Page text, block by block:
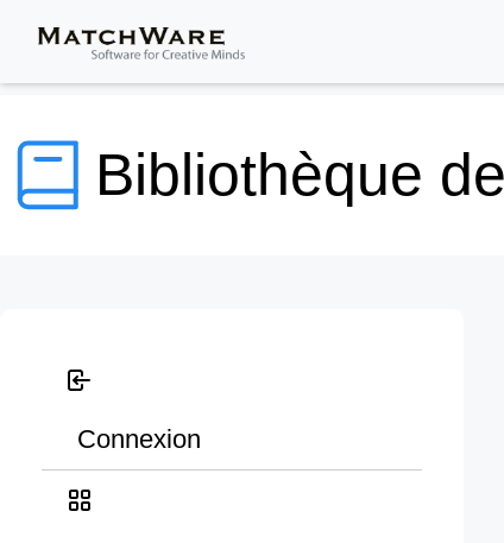
Bibliothèque
Connexion